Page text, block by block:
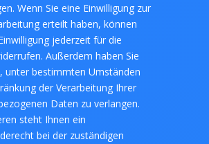
Wenn Sie eine Einwilligung zur
erteilt haben, können
jederzeit für die
Außerdem haben Sie
unter bestimmten Umständen
der Verarbeitung Ihrer
Daten zu verlangen.
steht Ihnen ein
bei der zuständigen